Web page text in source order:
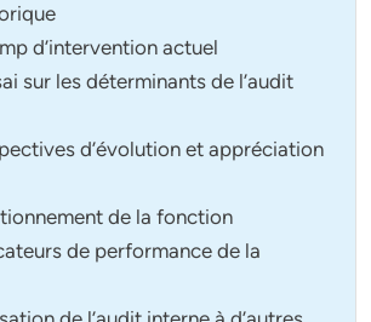
d’intervention actuel
sur les déterminants de l’audit
d’évolution et appréciation
de la fonction
de performance de la